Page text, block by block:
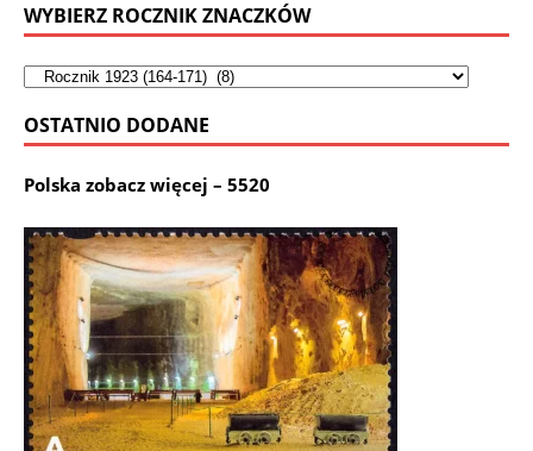
WYBIERZ ROCZNIK ZNACZKÓW
OSTATNIO DODANE
Polska zobacz więcej – 5520